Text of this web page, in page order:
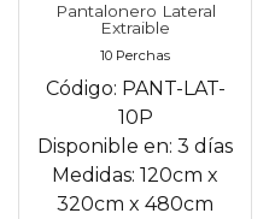
Pantalonero Lateral
Extraible
10 Perchas
Código: PANT-LAT-
10P
Disponible en: 3 días
Medidas: 120cm x
320cm x 480cm